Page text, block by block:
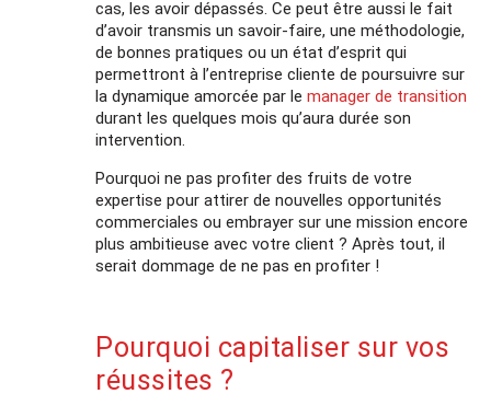
cas, les avoir dépassés. Ce peut être aussi le fait
d’avoir transmis un savoir-faire, une méthodologie,
de bonnes pratiques ou un état d’esprit qui
permettront à l’entreprise cliente de poursuivre sur
la dynamique amorcée par lemanager de transition
durant les quelques mois qu’aura durée son
intervention.
Pourquoi ne pas profiter des fruits de votre
expertise pour attirer de nouvelles opportunités
commerciales ou embrayer sur une mission encore
plus ambitieuse avec votre client ? Après tout, il
serait dommage de ne pas en profiter !
Pourquoi capitaliser sur vos
réussites ?